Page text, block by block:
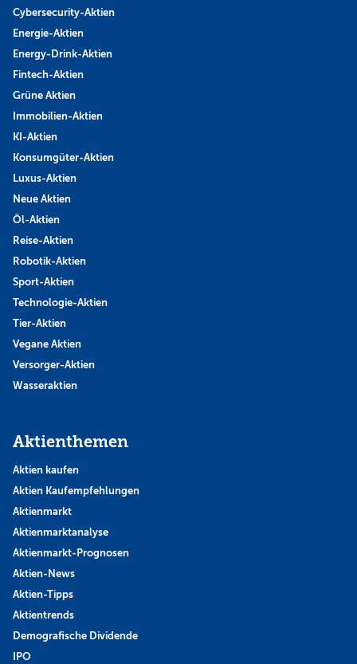
Cybersecurity-Aktien
Energie-Aktien
Energy-Drink-Aktien
Fintech-Aktien
Grüne Aktien
Immobilien-Aktien
KI-Aktien
Konsumgüter-Aktien
Luxus-Aktien
Neue Aktien
Öl-Aktien
Reise-Aktien
Robotik-Aktien
Sport-Aktien
Technologie-Aktien
Tier-Aktien
Vegane Aktien
Versorger-Aktien
Wasseraktien
Aktienthemen
Aktien kaufen
Aktien Kaufempfehlungen
Aktienmarkt
Aktienmarktanalyse
Aktienmarkt-Prognosen
Aktien-News
Aktien-Tipps
Aktientrends
Demografische Dividende
IPO